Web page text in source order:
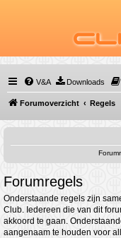
V&A Downloads
Forumoverzicht Regels
Forumregels
Onderstaande regels zijn
Club. Iedereen die van dit
akkoord te gaan.
aangenaam te houden voor